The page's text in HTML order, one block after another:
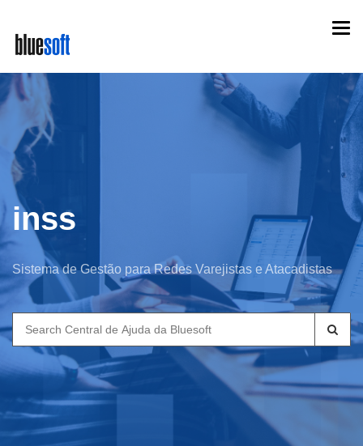
main
content
inss
Sistema de Gestão para Redes Varejistas e Atacadistas
Search
for: